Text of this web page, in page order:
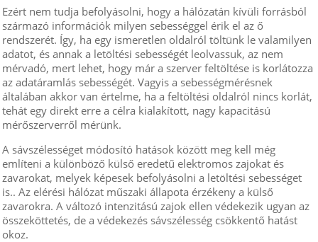
Ezért nem tudja befolyásolni, hogy a hálózatán kívüli forrásból
származó információk milyen sebességgel érik el az ő
rendszerét. Így, ha egy ismeretlen oldalról töltünk le valamilyen
adatot, és annak a letöltési sebességét leolvassuk, az nem
mérvadó, mert lehet, hogy már a szerver feltöltése is korlátozza
az adatáramlás sebességét. Vagyis a sebességmérésnek
általában akkor van értelme, ha a feltöltési oldalról nincs korlát,
tehát egy direkt erre a célra kialakított, nagy kapacitású
mérőszerverről mérünk.
A sávszélességet módosító hatások között meg kell még
említeni a különböző külső eredetű elektromos zajokat és
zavarokat, melyek képesek befolyásolni a letöltési sebességet
is.. Az elérési hálózat műszaki állapota érzékeny a külső
zavarokra. A változó intenzitású zajok ellen védekezik ugyan az
összeköttetés, de a védekezés sávszélesség csökkentő hatást
okoz.